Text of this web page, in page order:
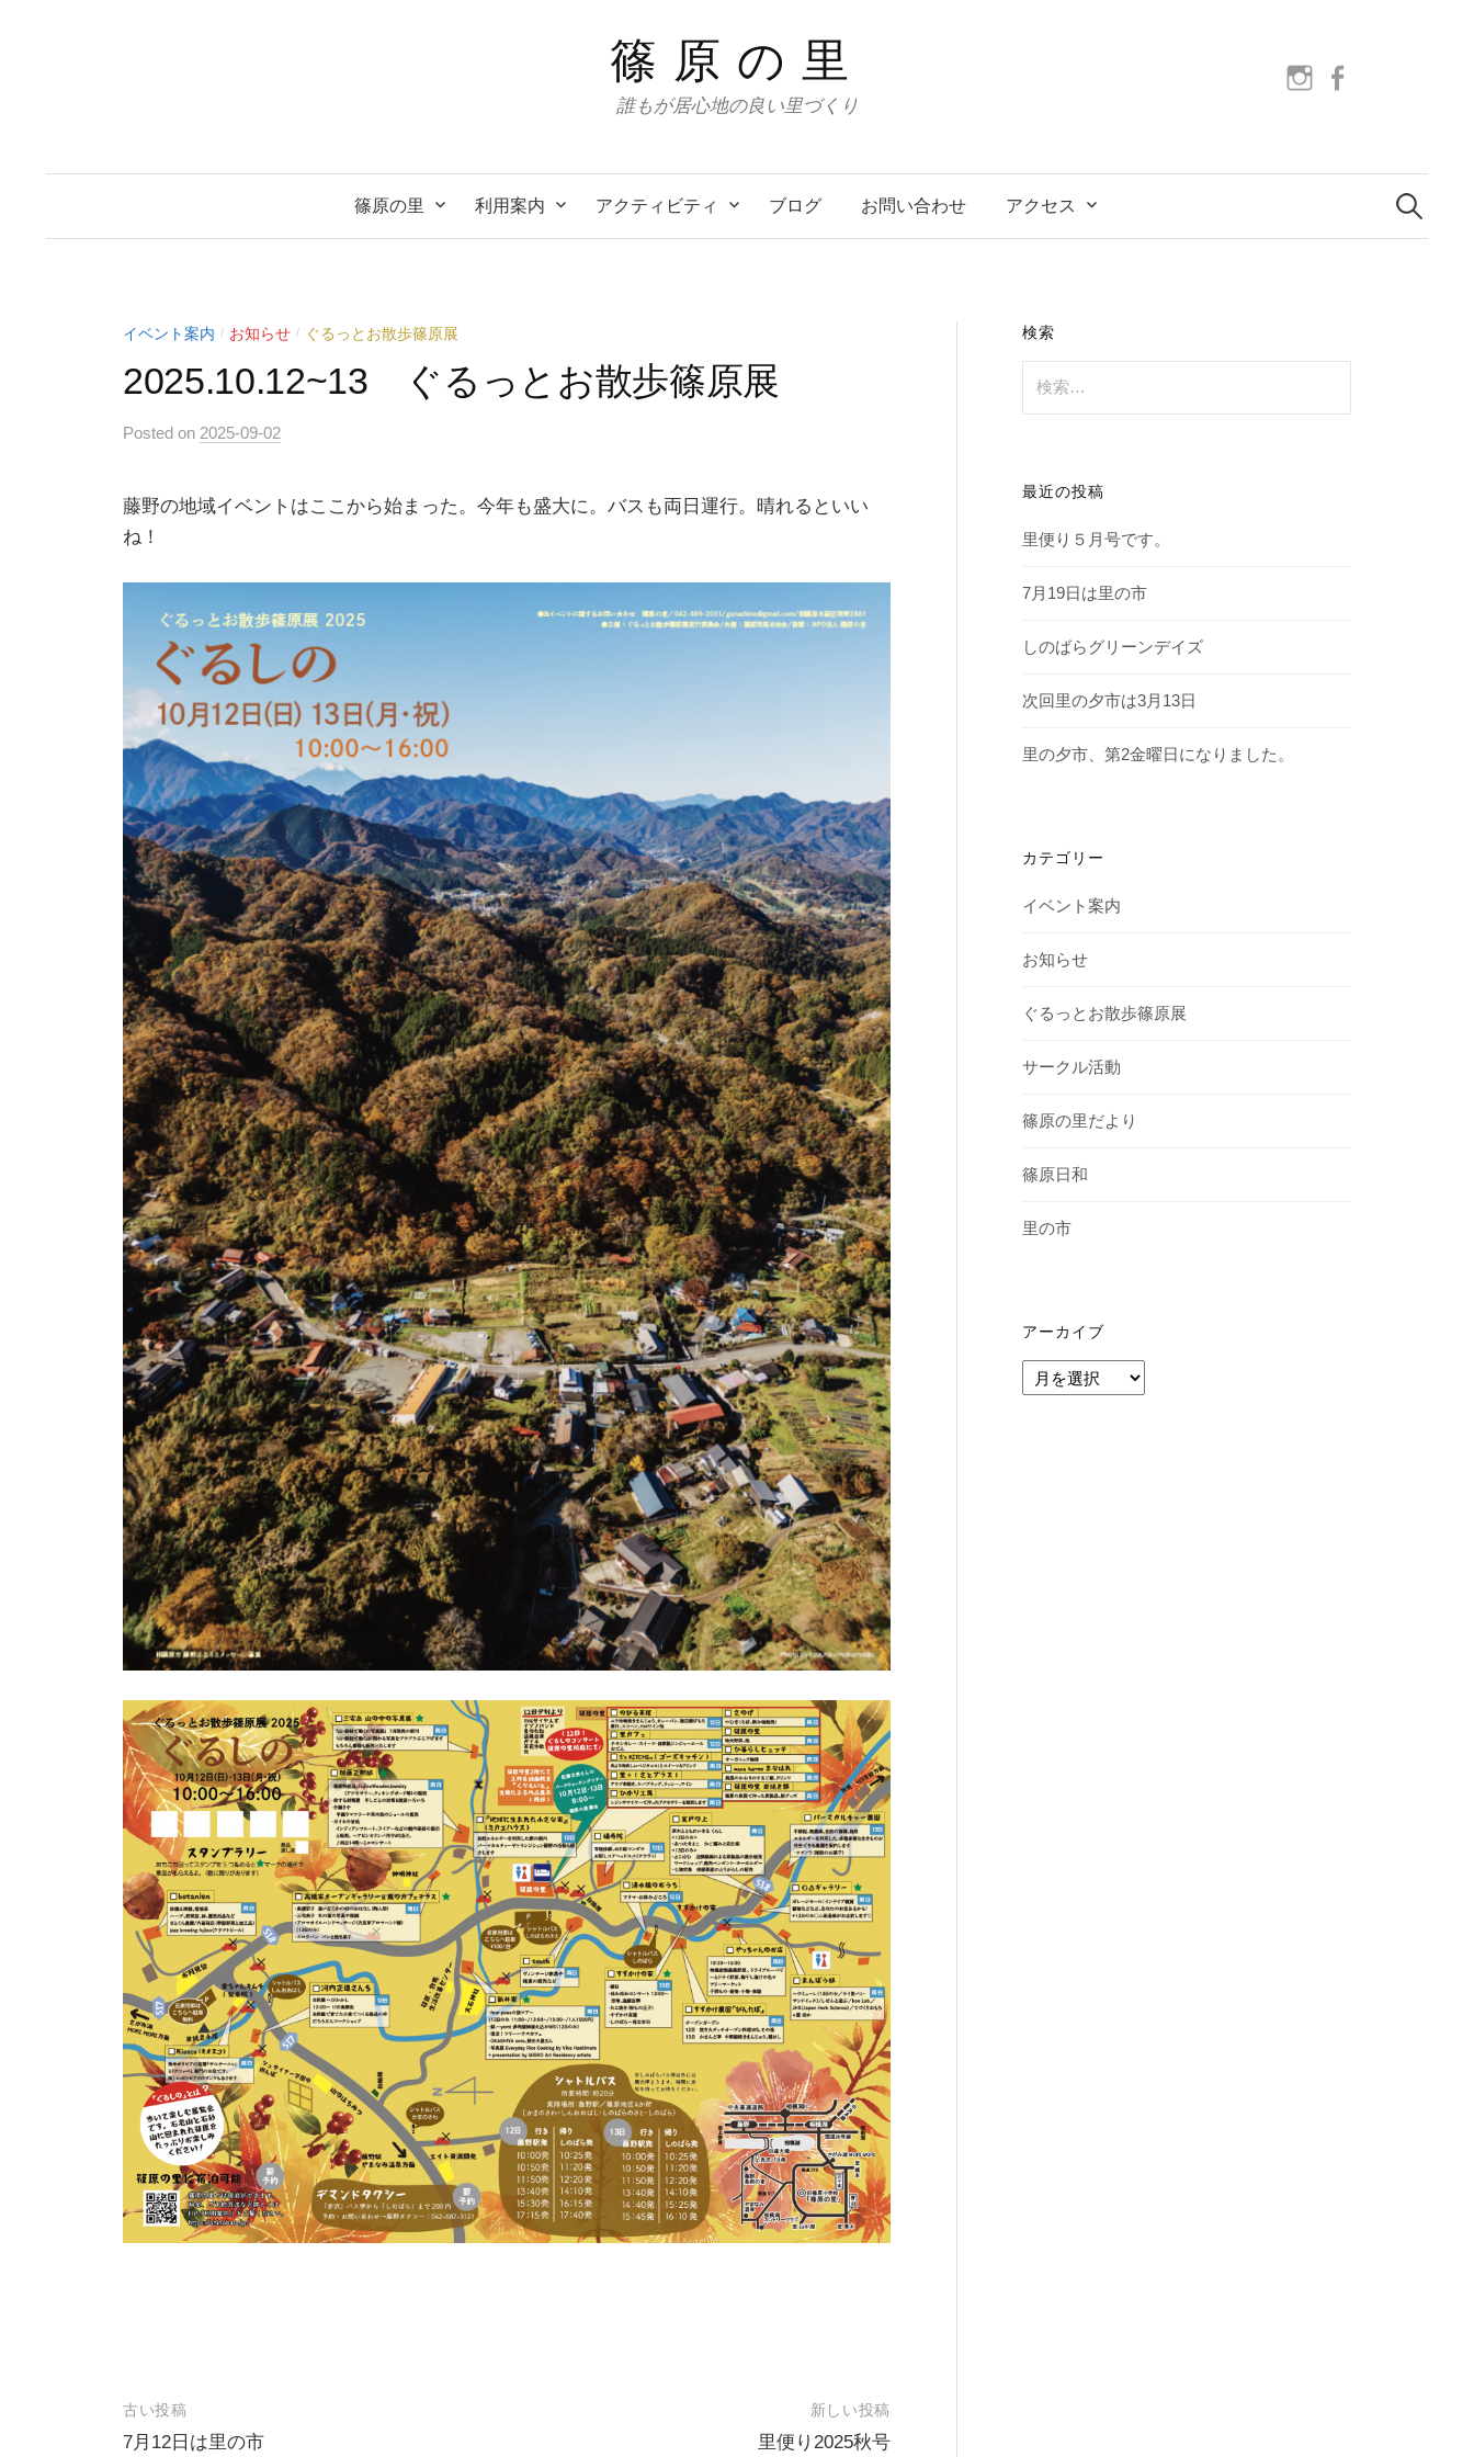
篠原の里
誰もが居心地の良い里づくり
instagram
篠原の里 利用案内 アクティビティ ブログ お問い合わせ アクセス
索:
イベント案内 / お知らせ / ぐるっとお散歩篠原展
2025.10.12~13 ぐるっとお散歩篠原展
Posted on 2025-09-02
藤野の地域イベントはここから始まった。今年も盛大に。バスも両日運行。晴れるといい
ね！
投
古い投稿
7月12日は里の市
新しい投稿
里便り2025秋号
検索
索:
最近の投稿
里便り５月号です。
7月19日は里の市
しのばらグリーンデイズ
次回里の夕市は3月13日
里の夕市、第2金曜日になりました。
カテゴリー
イベント案内
お知らせ
ぐるっとお散歩篠原展
サークル活動
篠原の里だより
篠原日和
里の市
アーカイブ
ア
ー